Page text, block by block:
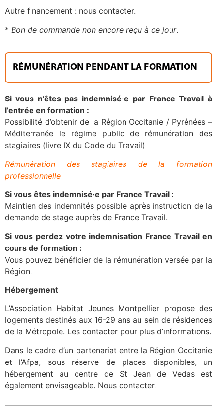
Autre financement : nous contacter.
* Bon de commande non encore reçu à ce jour.
RÉMUNÉRATION PENDANT LA FORMATION
Si vous n’êtes pas indemnisé·e par France Travail à
l’entrée en formation :
Possibilité d’obtenir de la Région Occitanie / Pyrénées –
Méditerranée le régime public de rémunération des
stagiaires (livre IX du Code du Travail)
Rémunération des stagiaires de la formation
professionnelle
Si vous êtes indemnisé·e par France Travail :
Maintien des indemnités possible après instruction de la
demande de stage auprès de France Travail.
Si vous perdez votre indemnisation France Travail en
cours de formation :
Vous pouvez bénéficier de la rémunération versée par la
Région.
Hébergement
L’Association Habitat Jeunes Montpellier propose des
logements destinés aux 16-29 ans au sein de résidences
de la Métropole. Les contacter pour plus d’informations.
Dans le cadre d’un partenariat entre la Région Occitanie
et l’Afpa, sous réserve de places disponibles, un
hébergement au centre de St Jean de Vedas est
également envisageable. Nous contacter.